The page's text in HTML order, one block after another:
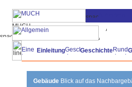
Einleitung Geschichte
Gebäude Blick auf das